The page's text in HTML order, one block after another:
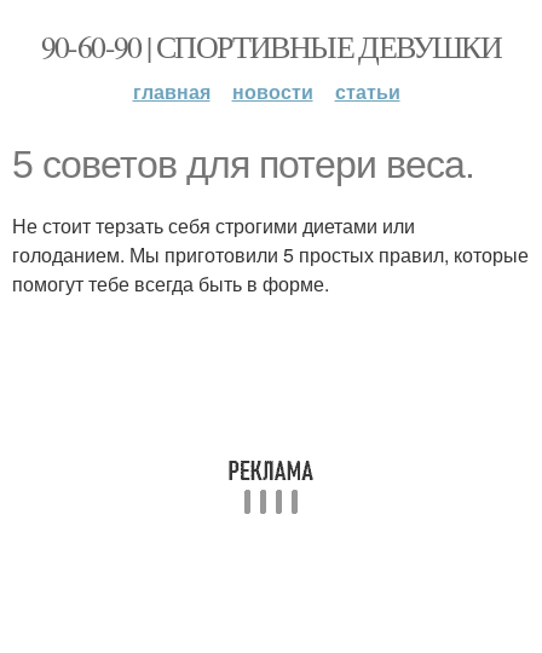
90-60-90 | СПОРТИВНЫЕ ДЕВУШКИ
главная новости статьи
5 советов для потери веса.
Не стоит терзать себя строгими диетами или
голоданием. Мы приготовили 5 простых правил, которые
помогут тебе всегда быть в форме.